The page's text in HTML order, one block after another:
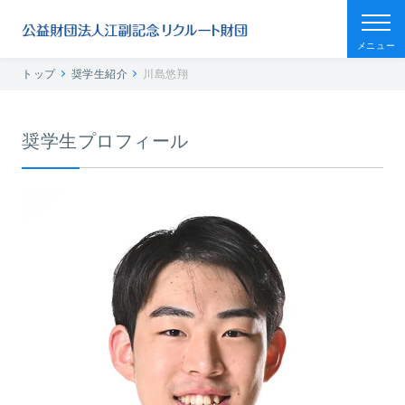
メニュー
トップ 奨学生紹介 川島悠翔
奨学生プロフィール